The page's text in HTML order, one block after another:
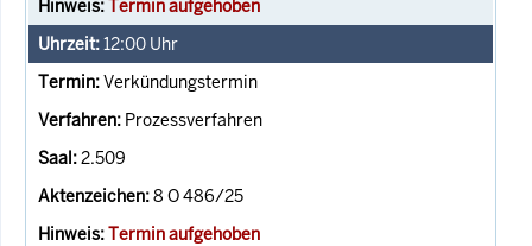
Termin aufgehoben
12:00 Uhr
Verkündungstermin
Prozessverfahren
2.509
8 O 486/25
Termin aufgehoben